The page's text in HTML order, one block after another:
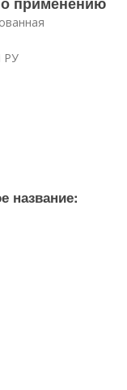
РУ
название: